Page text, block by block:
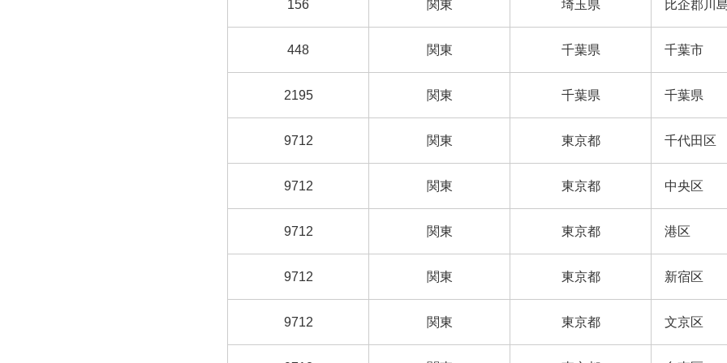
156 関東 埼玉県 比企郡川
448 関東 千葉県 千葉市
2195 関東 千葉県 千葉県
9712 関東 東京都 千代田区
9712 関東 東京都 中央区
9712 関東 東京都 港区
9712 関東 東京都 新宿区
9712 関東 東京都 文京区